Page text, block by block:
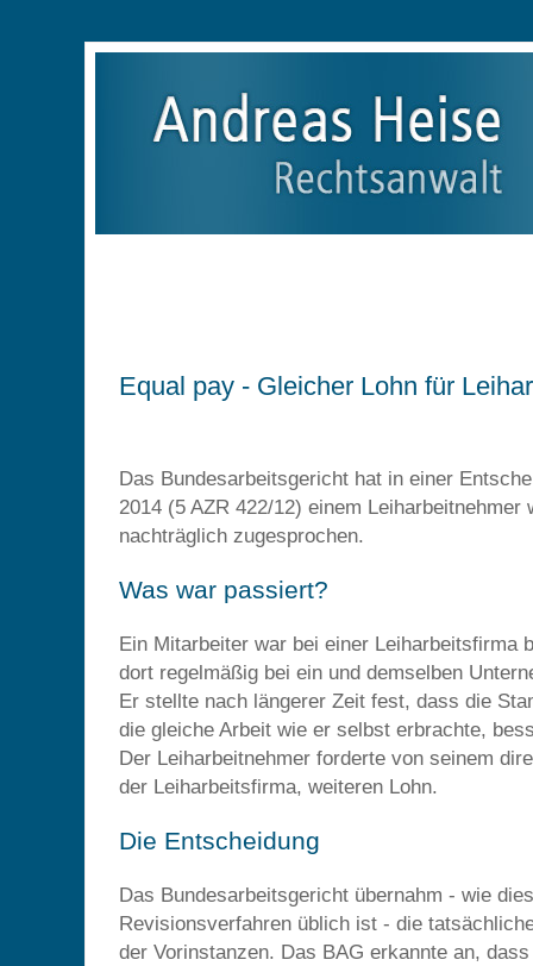
Equal pay - Gleicher Lohn für
Das Bundesarbeitsgericht hat in einer
2014 (5 AZR 422/12) einem Leiharbeitnehmer
nachträglich zugesprochen.
Was war passiert?
Ein Mitarbeiter war bei einer Leiharbeitsfirma
dort regelmäßig bei ein und demselben
Er stellte nach längerer Zeit fest, dass die
die gleiche Arbeit wie er selbst erbrachte,
Der Leiharbeitnehmer forderte von seinem
der Leiharbeitsfirma, weiteren Lohn.
Die Entscheidung
Das Bundesarbeitsgericht übernahm - wie
Revisionsverfahren üblich ist - die
der Vorinstanzen. Das BAG erkannte an,